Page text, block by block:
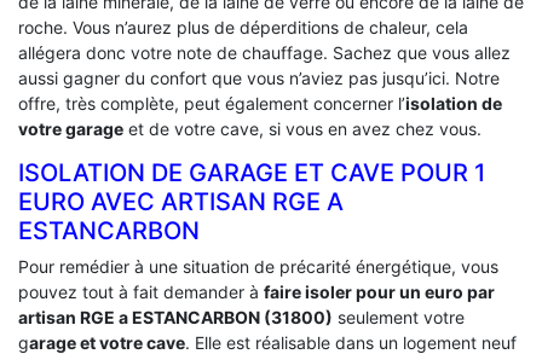
roche. Vous n’aurez plus de déperditions de chaleur, cela
allégera donc votre note de chauffage. Sachez que vous allez
aussi gagner du confort que vous n’aviez pas jusqu’ici. Notre
offre, très complète, peut également concerner l’isolation de
votre garage et de votre cave, si vous en avez chez vous.
ISOLATION DE GARAGE ET CAVE POUR 1
EURO AVEC ARTISAN RGE A
ESTANCARBON
Pour remédier à une situation de précarité énergétique, vous
pouvez tout à fait demander à faire isoler pour un euro par
artisan RGE a ESTANCARBON (31800) seulement votre
garage et votre cave. Elle est réalisable dans un logement neuf